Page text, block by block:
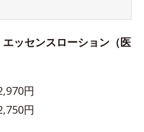
ッセンスローション（医
円
円